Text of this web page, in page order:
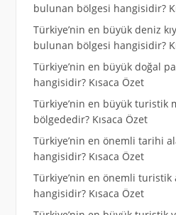
bulunan bölgesi hangisidir?
Türkiye’nin en büyük deniz
bulunan bölgesi hangisidir?
Türkiye’nin en büyük doğal
hangisidir? Kısaca Özet
Türkiye’nin en büyük turistik
bölgededir? Kısaca Özet
Türkiye’nin en önemli tarihi
hangisidir? Kısaca Özet
Türkiye’nin en önemli turistik
hangisidir? Kısaca Özet